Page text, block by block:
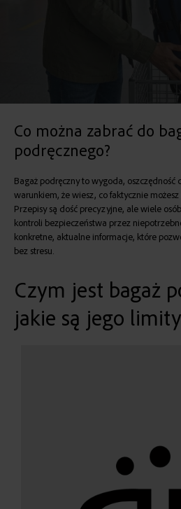
Co można zabrać do
podręcznego?
Bagaż podręczny to wygoda, oszczędność
warunkiem, że wiesz, co faktycznie
Przepisy są dość precyzyjne, ale wiele
kontroli bezpieczeństwa przez
konkretne, aktualne informacje, które
bez stresu.
Czym jest bagaż
jakie są jego